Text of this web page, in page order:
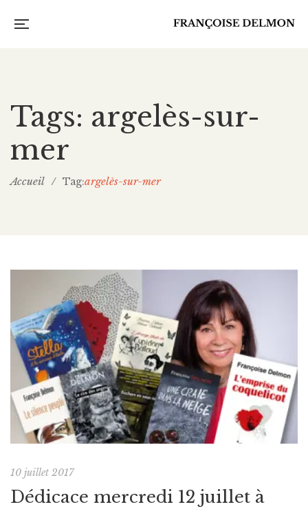
Tags: argelès-sur-
mer
Accueil / Tag:argelès-sur-mer
10 juillet 2017
Dédicace mercredi 12 juillet à